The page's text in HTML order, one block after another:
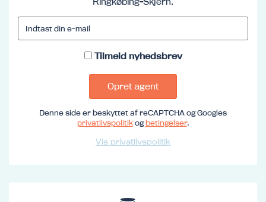
Tilmeld nyhedsbrev
Opret agent
Denne side er beskyttet af reCAPTCHA og Googles
privatlivspolitikogbetingelser.
Vis privatlivspolitik